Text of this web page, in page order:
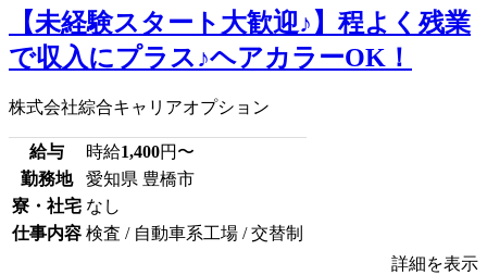
【未経験スタート大歓迎♪】程よく残業
で収入にプラス♪ヘアカラーOK！
株式会社綜合キャリアオプション
給与 時給1,400円〜
勤務地
愛知県 豊橋市
寮・社宅 なし
仕事内容 検査 / 自動車系工場 / 交替制
詳細を表示